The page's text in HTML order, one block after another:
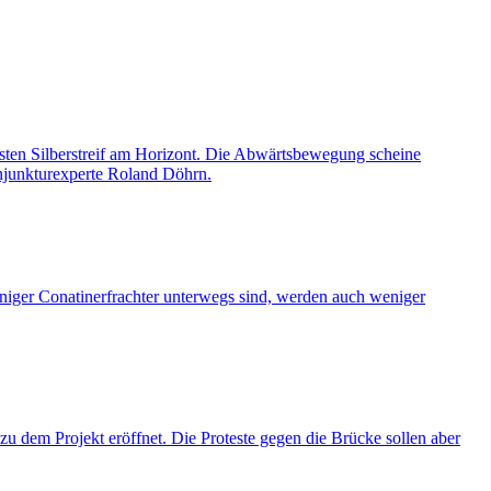
Silberstreif am Horizont. Die Abwärtsbewegung scheine
Roland Döhrn.
Conatinerfrachter unterwegs sind, werden auch weniger
dem Projekt eröffnet. Die Proteste gegen die Brücke sollen aber